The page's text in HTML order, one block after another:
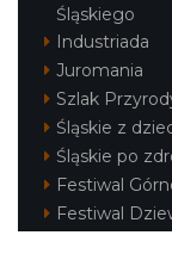
Śląskiego
Industriada
Juromania
Szlak
Śląskie z
Śląskie po
Festiwal
Festiwal